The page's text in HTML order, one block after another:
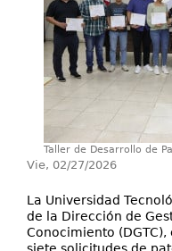
Taller de Desarrollo de
Vie, 02/27/2026
La Universidad
de la Dirección de
Conocimiento